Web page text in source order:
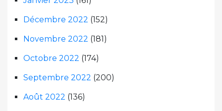
Décembre 2022 (152)
Novembre 2022 (181)
Octobre 2022 (174)
Septembre 2022 (200)
Août 2022 (136)